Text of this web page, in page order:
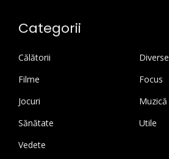
Categorii
Călătorii
Diverse
Filme
Focus
Jocuri
Muzică
Sănătate
Utile
Vedete